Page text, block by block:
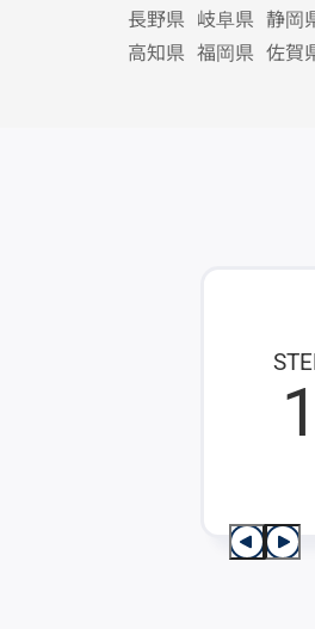
長野県 岐阜県 静岡
高知県 福岡県 佐賀
1